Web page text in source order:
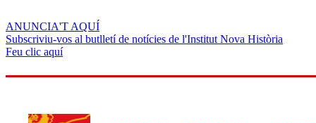
ANUNCIA'T AQUÍ
Subscriviu-vos al butlletí de notícies de l'Institut Nova Història
Feu clic aquí